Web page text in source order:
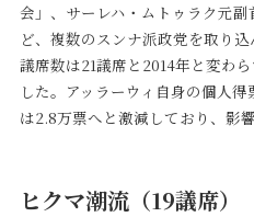
会」、サーレハ・ムトゥラク元
ど、複数のスンナ派政党を取り
議席数は21議席と2014年と変わ
した。アッラーウィ自身の個人
は2.8万票へと激減しており、影
ヒクマ潮流（19議席）